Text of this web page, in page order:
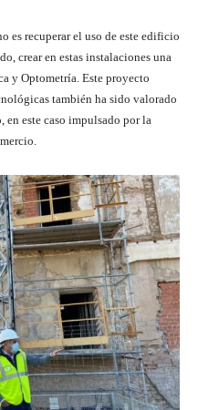
recuperar el uso de este edificio
crear en estas instalaciones una
y Optometría. Este proyecto
también ha sido valorado
este caso impulsado por la